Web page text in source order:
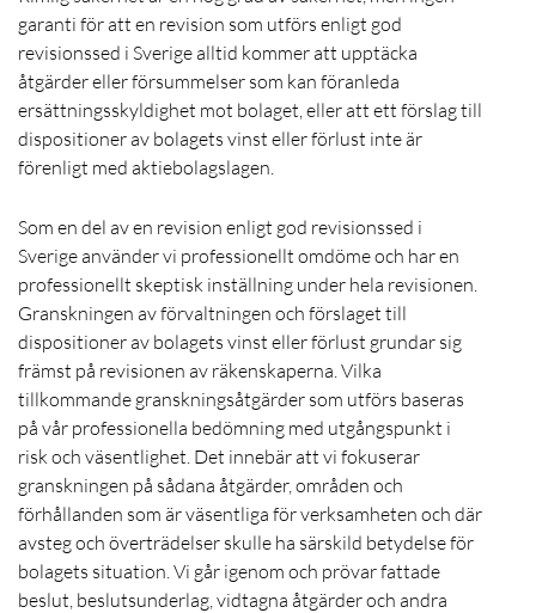
garanti för att en revision som utförs enligt god
revisionssed i Sverige alltid kommer att upptäcka
åtgärder eller försummelser som kan föranleda
ersättningsskyldighet mot bolaget, eller att ett förslag till
dispositioner av bolagets vinst eller förlust inte är
förenligt med aktiebolagslagen.
Som en del av en revision enligt god revisionssed i
Sverige använder vi professionellt omdöme och har en
professionellt skeptisk inställning under hela revisionen.
Granskningen av förvaltningen och förslaget till
dispositioner av bolagets vinst eller förlust grundar sig
främst på revisionen av räkenskaperna. Vilka
tillkommande granskningsåtgärder som utförs baseras
på vår professionella bedömning med utgångspunkt i
risk och väsentlighet. Det innebär att vi fokuserar
granskningen på sådana åtgärder, områden och
förhållanden som är väsentliga för verksamheten och där
avsteg och överträdelser skulle ha särskild betydelse för
bolagets situation. Vi går igenom och prövar fattade
beslut, beslutsunderlag, vidtagna åtgärder och andra